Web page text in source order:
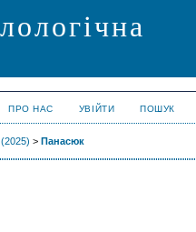
ПРО НАС УВІЙТИ ПОШУК
> Панасюк